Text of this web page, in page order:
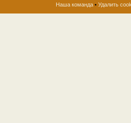
Наша команда • Удалить